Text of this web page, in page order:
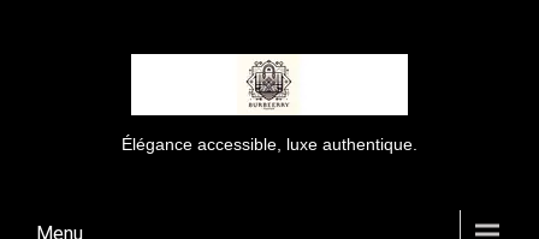
Élégance accessible, luxe authentique.
Menu